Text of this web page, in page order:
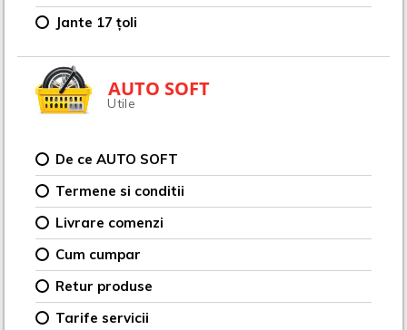
Jante 17 țoli
AUTO SOFT
Utile
De ce AUTO SOFT
Termene si conditii
Livrare comenzi
Cum cumpar
Retur produse
Tarife servicii